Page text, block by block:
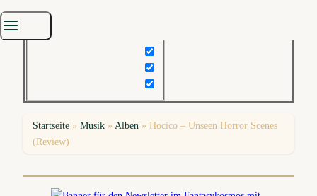
Startseite »Musik » Alben »Hocico – Unseen Horror Scenes
(Review)